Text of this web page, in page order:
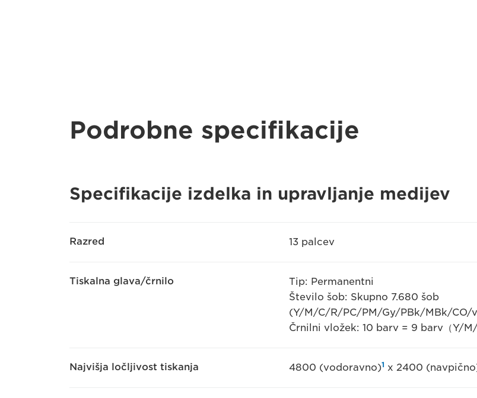
Podrobne specifikacije
Specifikacije izdelka in upravljanje medijev
Razred 13 palcev
Tiskalna glava/črnilo
Tip: Permanentni
Število šob: Skupno 7.680 šob
(Y/M/C/R/PC/PM/Gy/PBk/MBk/CO/
Črnilni vložek: 10 barv = 9 barv（Y/
Najvišja ločljivost tiskanja 4800 (vodoravno)1 x 2400